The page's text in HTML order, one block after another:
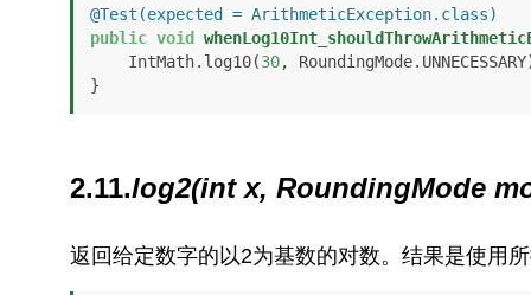
@Test(expected = ArithmeticException.class)
public void
    IntMath.log10(
30,
}
2.11.log2(int x, RoundingMode
返回给定数字的以2为基数的对数。结果是使用